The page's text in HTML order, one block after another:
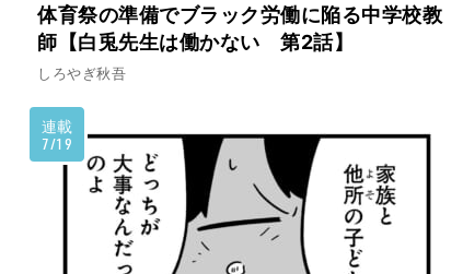
体育祭の準備でブラック労働に陥る中学校教
師【白兎先生は働かない 第2話】
しろやぎ秋吾
連載
7/19